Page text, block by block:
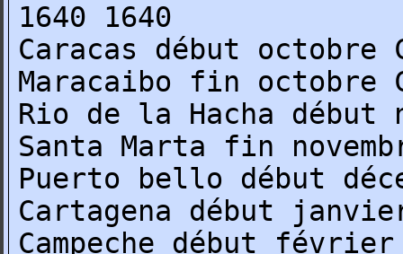
1640 1640
Caracas début octobre
Maracaibo fin
Rio de la Hacha début
Santa Marta fin
Puerto bello début
Cartagena début
Campeche début